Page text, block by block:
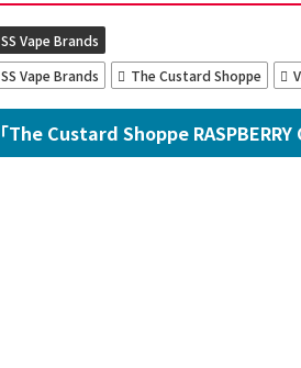
SS Vape Brands
SS Vape Brands
The Custard Shoppe
「The Custard Shoppe